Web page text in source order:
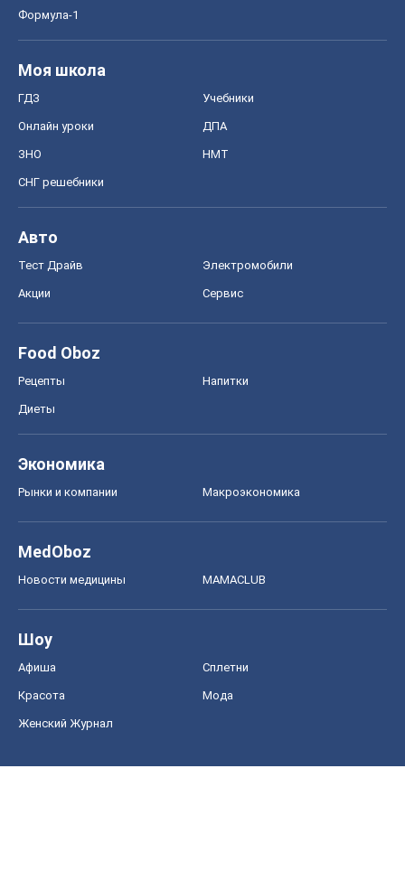
Формула-1
Моя школа
ГДЗ Учебники
Онлайн уроки ДПА
ЗНО НМТ
СНГ решебники
Авто
Тест Драйв Электромобили
Акции Сервис
Food Oboz
Рецепты Напитки
Диеты
Экономика
Рынки и компании Mакроэкономика
MedOboz
Новости медицины MAMACLUB
Шоу
Афиша Сплетни
Красота Мода
Женский Журнал